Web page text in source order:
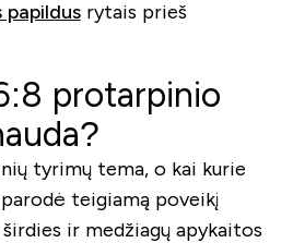
rytais prieš
protarpinio
tyrimų tema, o kai kurie
teigiamą poveikį
ir medžiagų apykaitos